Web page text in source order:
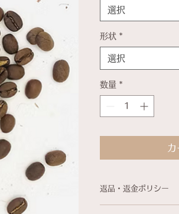
選択
形状 *
選択
数量 *
返品・返金ポリシー